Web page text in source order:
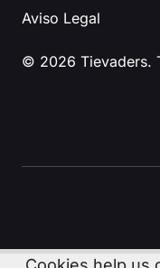
© 2026 Tievaders.
Aviso Legal